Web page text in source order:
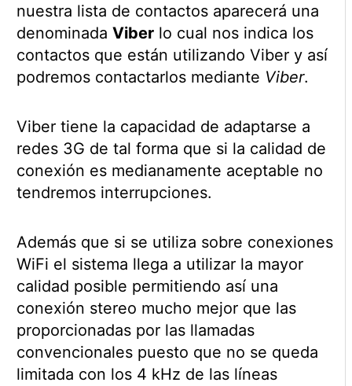
nuestra lista de contactos aparecerá una
denominada Viberlo cual nos indica los
contactos que están utilizando Viber y así
podremos contactarlos mediante Viber.
Viber tiene la capacidad de adaptarse a
redes 3G de tal forma que si la calidad de
conexión es medianamente aceptable no
tendremos interrupciones.
Además que si se utiliza sobre conexiones
WiFi el sistema llega a utilizar la mayor
calidad posible permitiendo así una
conexión stereo mucho mejor que las
proporcionadas por las llamadas
convencionales puesto que no se queda
limitada con los 4 kHz de las líneas